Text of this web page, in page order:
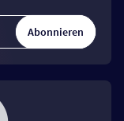
Abonnieren